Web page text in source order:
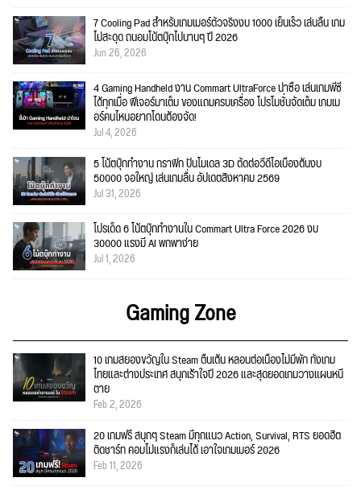
7 Cooling Pad สำหรับเกมเมอร์ตัวจริงงบ 1000 เย็นเร็ว เล่นลื่น เกม
ไม่สะดุด ถนอมโน้ตบุ๊กไปนานๆ ปี 2026
Jun 26, 2026
4 Gaming Handheld งาน Commart UltraForce น่าซื้อ เล่นเกมพีซี
ได้ทุกเมื่อ ฟีเจอร์มาเต็ม ของแถมครบเครื่อง โปรโมชั่นจัดเต็ม เกมเม
อร์คนไหนอยากโดนต้องจัด!
Jul 4, 2026
5 โน้ตบุ๊กทำงาน กราฟิก ปั้นโมเดล 3D ตัดต่อวีดีโอเบื้องต้นงบ
50000 จอใหญ่ เล่นเกมลื่น อัปเดตสิงหาคม 2569
Jul 31, 2026
โปรเด็ด 6 โน้ตบุ๊กทำงานใน Commart Ultra Force 2026 งบ
30000 แรงมี AI พกพาง่าย
Jul 1, 2026
Gaming Zone
10 เกมสยองขวัญใน Steam ตื่นเต้น หลอนต่อเนื่องไม่มีพัก ทั้งเกม
ไทยและต่างประเทศ สนุกเร้าใจปี 2026 และสุดยอดเกมวางแผนหนี
ตาย
Feb 2, 2026
20 เกมฟรี สนุกๆ Steam มีทุกแนว Action, Survival, RTS ยอดฮิต
ติดชาร์ท คอมไม่แรงก็เล่นได้ เอาใจเกมเมอร์ 2026
Feb 11, 2026